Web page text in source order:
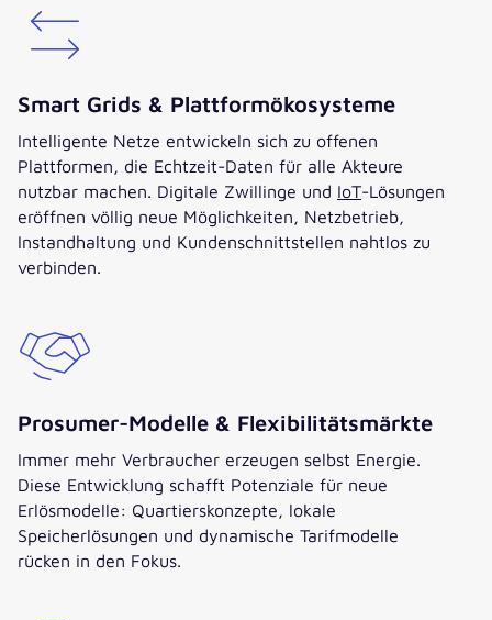
Smart Grids & Plattformökosysteme
Intelligente Netze entwickeln sich zu offenen
Plattformen, die Echtzeit-Daten für alle Akteure
nutzbar machen. Digitale Zwillinge und IoT-Lösungen
eröffnen völlig neue Möglichkeiten, Netzbetrieb,
Instandhaltung und Kundenschnittstellen nahtlos zu
verbinden.
Prosumer-Modelle & Flexibilitätsmärkte
Immer mehr Verbraucher erzeugen selbst Energie.
Diese Entwicklung schafft Potenziale für neue
Erlösmodelle: Quartierskonzepte, lokale
Speicherlösungen und dynamische Tarifmodelle
rücken in den Fokus.